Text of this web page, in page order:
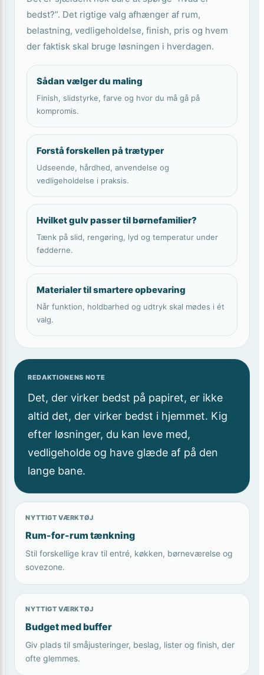
bedst?”. Det rigtige valg afhænger af rum,
belastning, vedligeholdelse, finish, pris og hvem
der faktisk skal bruge løsningen i hverdagen.
Sådan vælger du maling
Finish, slidstyrke, farve og hvor du må gå på
kompromis.
Forstå forskellen på trætyper
Udseende, hårdhed, anvendelse og
vedligeholdelse i praksis.
Hvilket gulv passer til børnefamilier?
Tænk på slid, rengøring, lyd og temperatur under
fødderne.
Materialer til smartere opbevaring
Når funktion, holdbarhed og udtryk skal mødes i ét
valg.
REDAKTIONENS NOTE
Det, der virker bedst på papiret, er ikke
altid det, der virker bedst i hjemmet. Kig
efter løsninger, du kan leve med,
vedligeholde og have glæde af på den
lange bane.
NYTTIGT VÆRKTØJ
Rum-for-rum tænkning
Stil forskellige krav til entré, køkken, børneværelse og
sovezone.
NYTTIGT VÆRKTØJ
Budget med buffer
Giv plads til småjusteringer, beslag, lister og finish, der
ofte glemmes.